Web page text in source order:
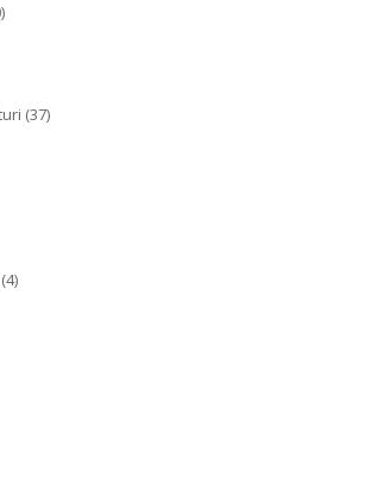
(37)